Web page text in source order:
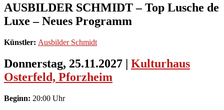
AUSBILDER SCHMIDT – Top Lusche de
Luxe – Neues Programm
Künstler: Ausbilder Schmidt
Donnerstag, 25.11.2027 | Kulturhaus
Osterfeld, Pforzheim
Beginn: 20:00 Uhr